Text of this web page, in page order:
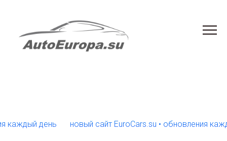
день новый сайт EuroCars.su • обновления каждый